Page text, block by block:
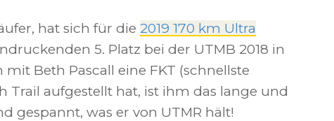
hat sich für die 2019 170 km Ultra
5. Platz bei der UTMB 2018 in
Beth Pascall eine FKT (schnellste
Trail aufgestellt hat, ist ihm das lange und
gespannt, was er von UTMR hält!